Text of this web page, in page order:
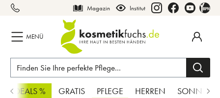
springen Magazin Institut
MENÜ
% GRATIS PFLEGE HERREN SONNE